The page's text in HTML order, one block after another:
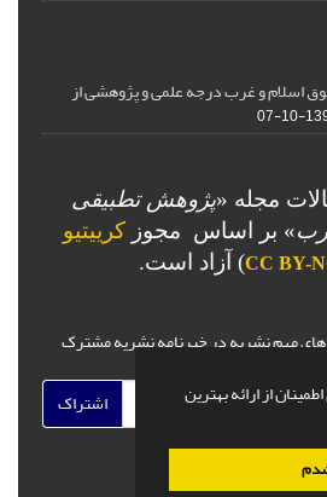
از ارائه بهترین
اسلام و غرب درجه علمی و پژوهشی از
مجله «پژوهش تطبیقی
» بر اساس مجوز کرییتیو
CC BY-) آزاد است.
های مهم نشریه در خبرنامه نشریه مشترک
اشتراک